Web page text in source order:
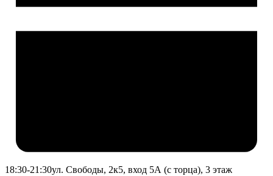
18:30-21:30ул. Свободы, 2к5, вход 5А (с торца), 3 этаж